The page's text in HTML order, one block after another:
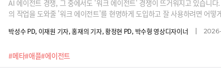
#메타#애플#에이전트
AI 에이전트 경쟁, 그 중에서도 '워크 에이전트' 경쟁이 뜨거워지고 있습니
의 작업을 도와줄 '워크 에이전트'를 현명하게 도입하고 잘 사용하려면 어
타와 같은 빅테크의 현재와 미래 경쟁력에 대해서도 분석해봅니다.
박성수 PD, 이재원 기자, 홍재의 기자, 황정현 PD, 박수형 영상디자이너